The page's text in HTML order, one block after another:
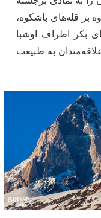
بر قله‌های باشکوه،
بکر اطراف اوشبا
به طبیعت